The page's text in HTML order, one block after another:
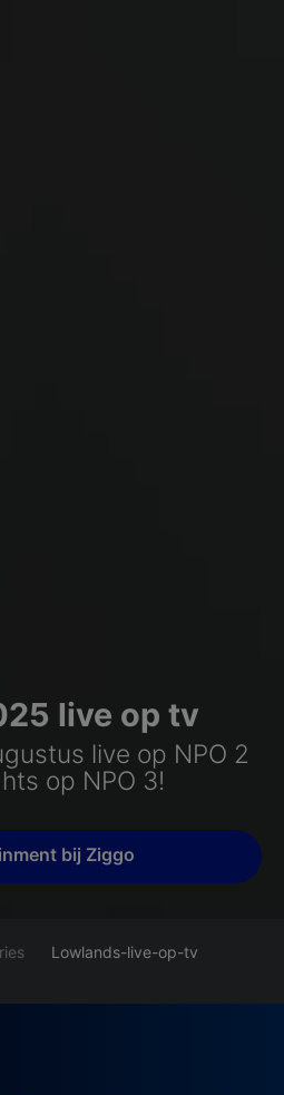
live op tv
live op NPO 2
op NPO 3!
bij Ziggo
Lowlands-live-op-tv